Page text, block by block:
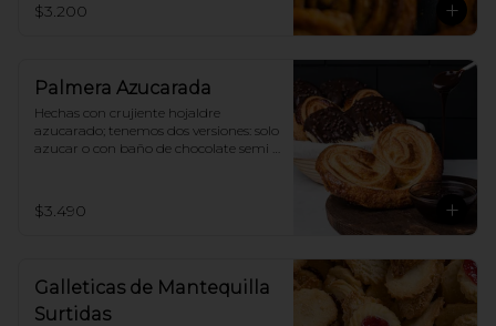
$3.200
Palmera Azucarada
Hechas con crujiente hojaldre
azucarado; tenemos dos versiones: solo
azucar o con baño de chocolate semi
$3.490
Galleticas de Mantequilla
Surtidas